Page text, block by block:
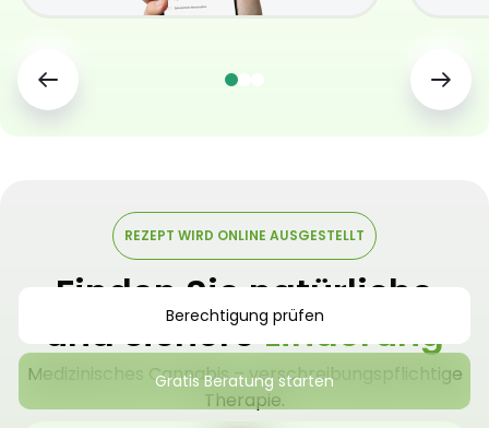
REZEPT WIRD ONLINE AUSGESTELLT
Finden Sie natürliche
und sichereLinderung
Medizinisches Cannabis – verschreibungspflichtige
Therapie.
Berechtigung prüfen
Gratis Beratung starten